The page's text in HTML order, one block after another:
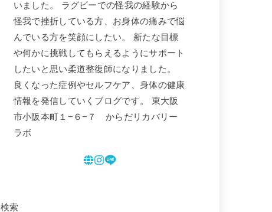
いました。 ラグビーでの怪我の経験から
怪我で挫折している方、お身体の痛みで悩
んでいる方を笑顔にしたい。 新たな目標
や何かに挑戦してもらえるようにサポート
したいと思い柔道整復師になりました。
良くなった症例やセルフケア、身体の健康
情報を発信していくブログです。 東大阪
市小阪本町１−６−７ からだリカバリー
ラボ
検索